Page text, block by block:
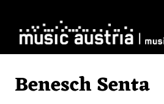
Benesch Senta